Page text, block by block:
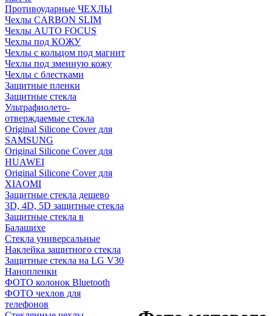
Противоударные ЧЕХЛЫ
Чехлы CARBON SLIM
Чехлы AUTO FOCUS
Чехлы под КОЖУ
Чехлы с кольцом под магнит
Чехлы под змеиную кожу
Чехлы с блестками
Защитные пленки
Защитные стекла
Ультрафиолето-
отверждаемые стекла
Original Silicone Cover для
SAMSUNG
Original Silicone Cover для
HUAWEI
Original Silicone Cover для
XIAOMI
Защитные стекла дешево
3D, 4D, 5D защитные стекла
Защитные стекла в
Балашихе
Стекла универсальные
Наклейка защитного стекла
Защитные стекла на LG V30
Нанопленки
ФОТО колонок Bluetooth
ФOTO чехлов для
телефонов